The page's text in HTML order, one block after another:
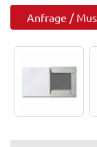
Anfrage /